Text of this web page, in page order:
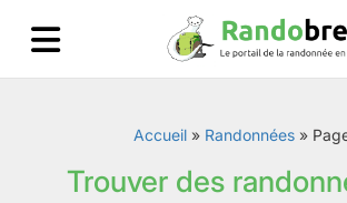
Accueil » Randonnées »
Trouver des